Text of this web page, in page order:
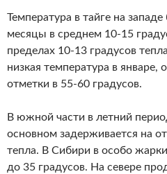
Температура в тайге на
месяцы в среднем 10-15
пределах 10-13 градусов
низкая температура в январе,
отметки в 55-60 градусов.
В южной части в летний
основном задерживается на
тепла. В Сибири в особо
до 35 градусов. На севере